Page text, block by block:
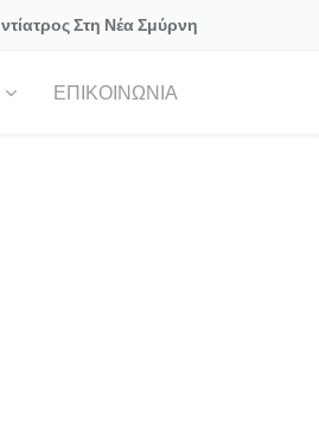
Στη Νέα Σμύρνη
ΕΠΙΚΟΙΝΩΝΙΑ